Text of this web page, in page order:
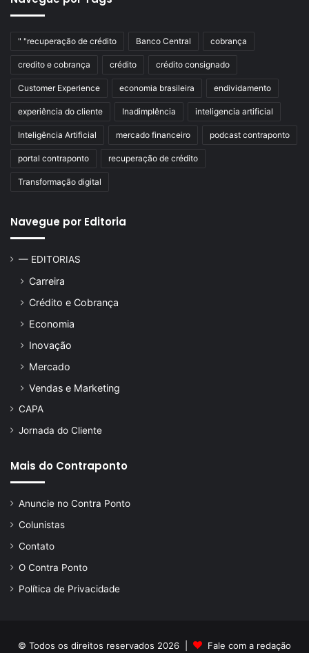
" "recuperação de crédito Banco Central cobrança
credito e cobrança crédito crédito consignado
Customer Experience economia brasileira endividamento
experiência do cliente Inadimplência inteligencia artificial
Inteligência Artificial mercado financeiro podcast contraponto
portal contraponto recuperação de crédito
Transformação digital
Navegue por Editoria
— EDITORIAS
Carreira
Crédito e Cobrança
Economia
Inovação
Mercado
Vendas e Marketing
CAPA
Jornada do Cliente
Mais do Contraponto
Anuncie no Contra Ponto
Colunistas
Contato
O Contra Ponto
Política de Privacidade
© Todos os direitos reservados 2026 | Fale com a redação